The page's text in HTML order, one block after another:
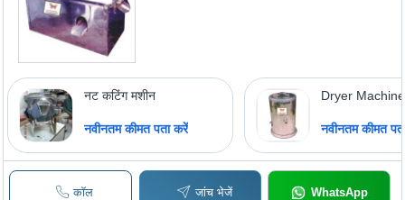
नट कटिंग मशीन
नवीनतम कीमत पता करें
Dryer Machine
नवीनतम कीमत
कॉल जांच भेजें WhatsApp